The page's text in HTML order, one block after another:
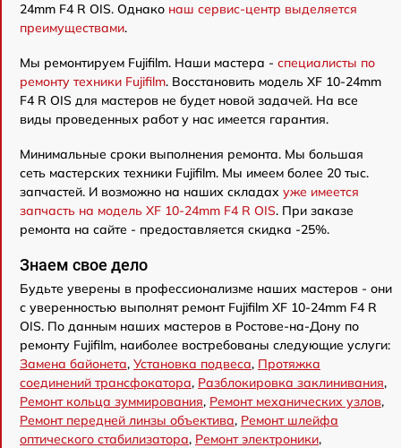
24mm F4 R OIS. Однако наш сервис-центр выделяется
преимуществами.
Мы ремонтируем Fujifilm. Наши мастера - специалисты по
ремонту техники Fujifilm. Восстановить модель XF 10-24mm
F4 R OIS для мастеров не будет новой задачей. На все
виды проведенных работ у нас имеется гарантия.
Минимальные сроки выполнения ремонта. Мы большая
сеть мастерских техники Fujifilm. Мы имеем более 20 тыс.
запчастей. И возможно на наших складах уже имеется
запчасть на модель XF 10-24mm F4 R OIS. При заказе
ремонта на сайте - предоставляется скидка -25%.
Знаем свое дело
Будьте уверены в профессионализме наших мастеров - они
с уверенностью выполнят ремонт Fujifilm XF 10-24mm F4 R
OIS. По данным наших мастеров в Ростове-на-Дону по
ремонту Fujifilm, наиболее востребованы следующие услуги:
Замена байонета, Установка подвеса, Протяжка
соединений трансфокатора, Разблокировка заклинивания,
Ремонт кольца зуммирования, Ремонт механических узлов,
Ремонт передней линзы объектива, Ремонт шлейфа
оптического стабилизатора, Ремонт электроники,